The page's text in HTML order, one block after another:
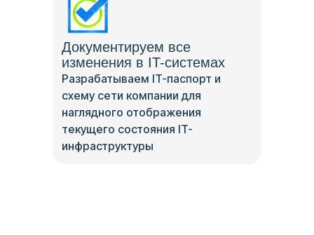
Документируем все
изменения в IT-системах
Разрабатываем IT-паспорт и
схему сети компании для
наглядного отображения
текущего состояния IT-
инфраструктуры